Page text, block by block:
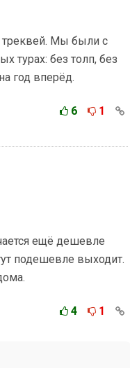
треквей. Мы были с
турах: без толп, без
год вперёд.
6 1
ещё дешевле
подешевле выходит.
4 1